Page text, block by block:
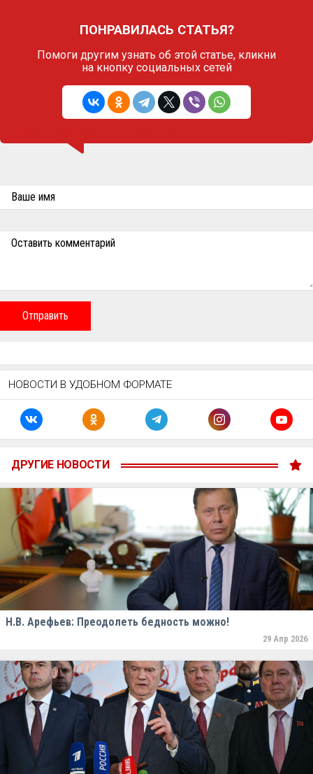
ПОНРАВИЛАСЬ СТАТЬЯ?
Помоги другим узнать об этой статье, кликни
на кнопку социальных сетей
Ваше имя
Оставить комментарий
Отправить
НОВОСТИ В УДОБНОМ ФОРМАТЕ
ДРУГИЕ НОВОСТИ
Н.В. Арефьев: Преодолеть бедность можно!
29 Апр 2026